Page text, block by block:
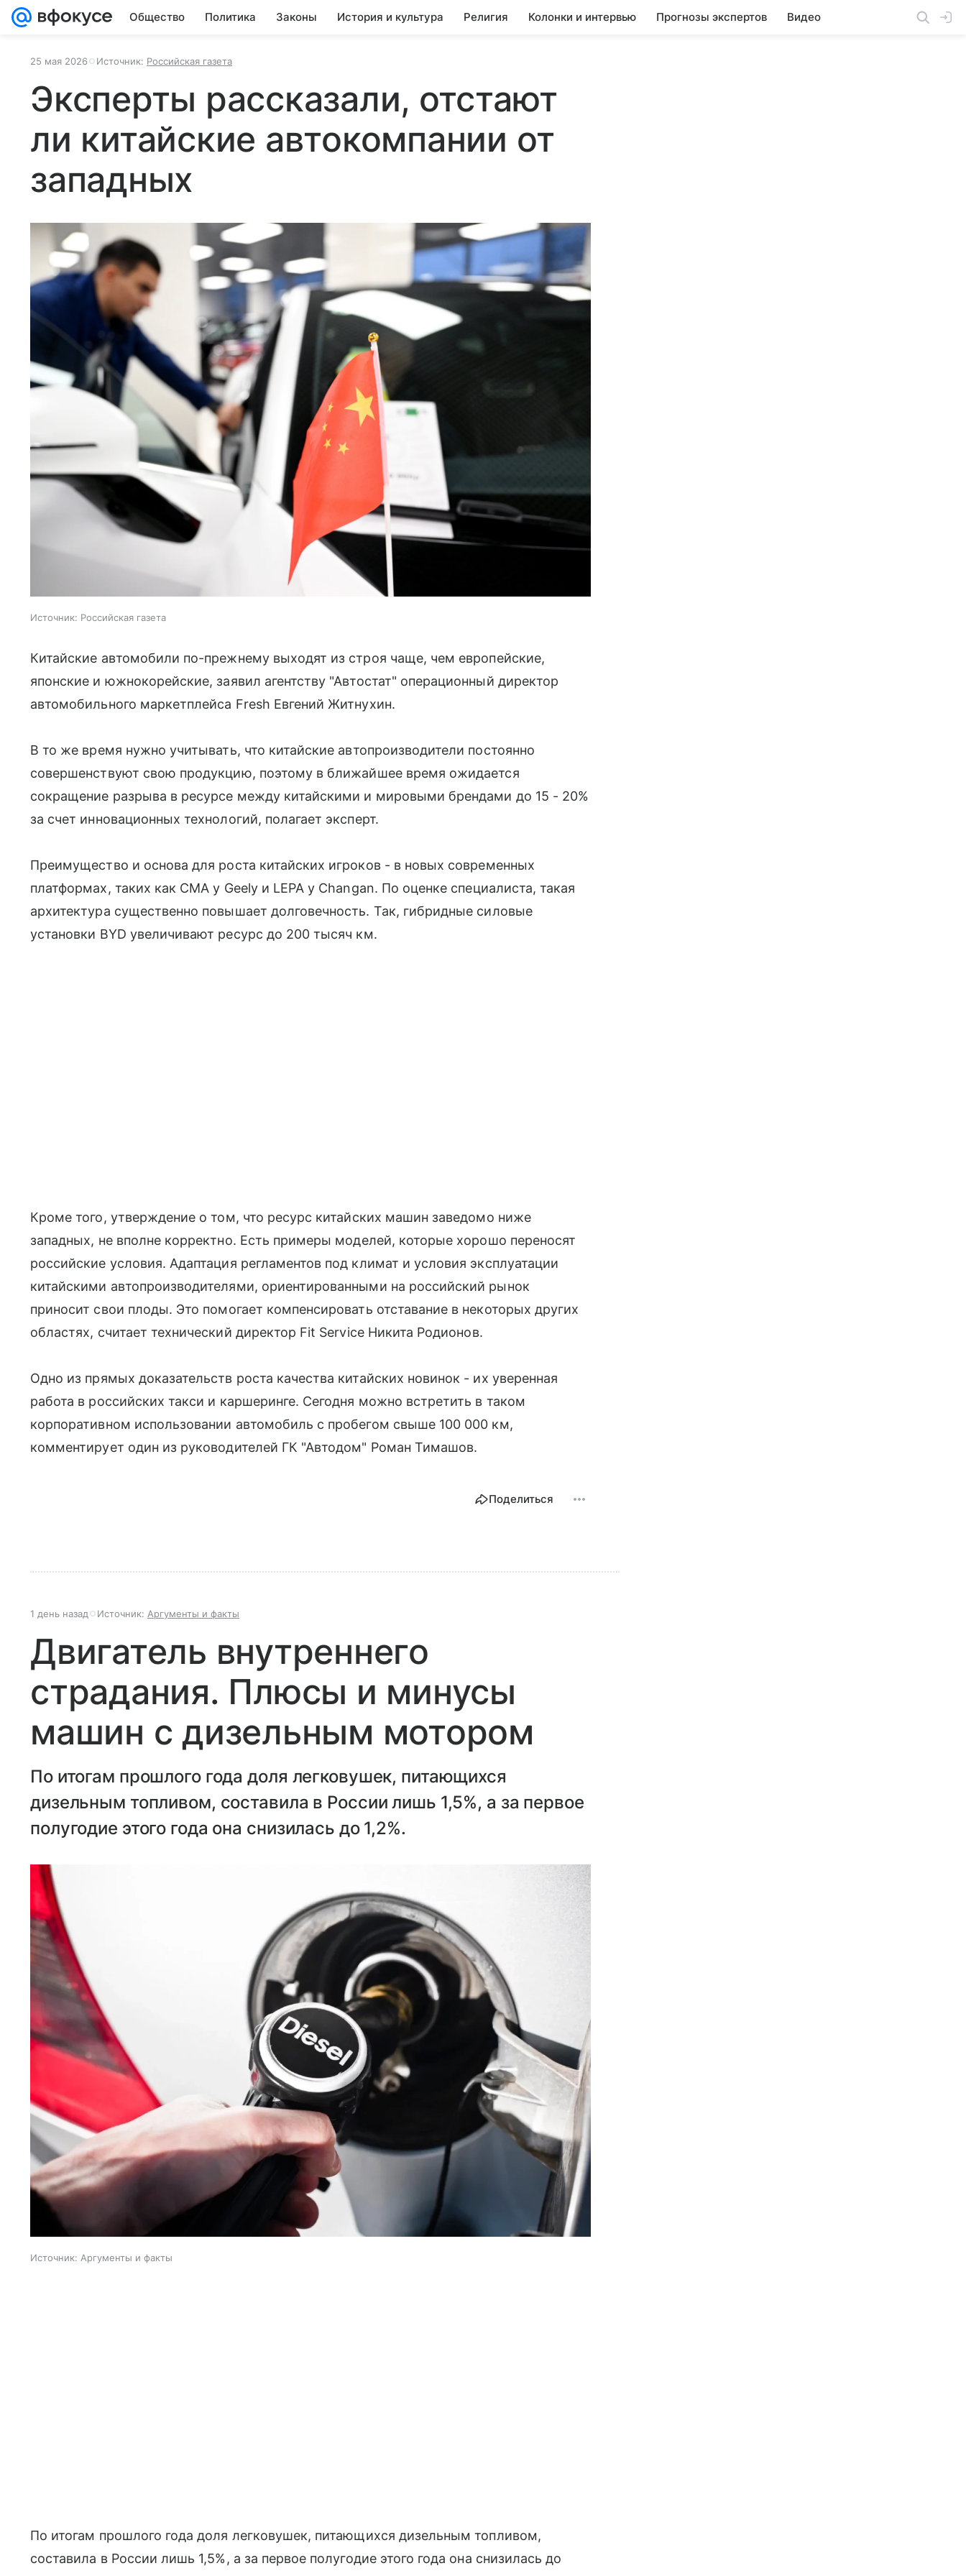
Общество Политика Законы История и культура Религия Колонки и интервью Прогнозы экспертов Видео
25 мая 2026 Источник: Российская газета
Эксперты рассказали, отстают
ли китайские автокомпании от
западных
Источник: Российская газета
Китайские автомобили по-прежнему выходят из строя чаще, чем европейские,
японские и южнокорейские, заявил агентству "Автостат" операционный директор
автомобильного маркетплейса Fresh Евгений Житнухин.
В то же время нужно учитывать, что китайские автопроизводители постоянно
совершенствуют свою продукцию, поэтому в ближайшее время ожидается
сокращение разрыва в ресурсе между китайскими и мировыми брендами до 15 - 20%
за счет инновационных технологий, полагает эксперт.
Преимущество и основа для роста китайских игроков - в новых современных
платформах, таких как CMA у Geely и LEPA у Changan. По оценке специалиста, такая
архитектура существенно повышает долговечность. Так, гибридные силовые
установки BYD увеличивают ресурс до 200 тысяч км.
Кроме того, утверждение о том, что ресурс китайских машин заведомо ниже
западных, не вполне корректно. Есть примеры моделей, которые хорошо переносят
российские условия. Адаптация регламентов под климат и условия эксплуатации
китайскими автопроизводителями, ориентированными на российский рынок
приносит свои плоды. Это помогает компенсировать отставание в некоторых других
областях, считает технический директор Fit Service Никита Родионов.
Одно из прямых доказательств роста качества китайских новинок - их уверенная
работа в российских такси и каршеринге. Сегодня можно встретить в таком
корпоративном использовании автомобиль с пробегом свыше 100 000 км,
комментирует один из руководителей ГК "Автодом" Роман Тимашов.
Поделиться
1 день назад Источник: Аргументы и факты
Двигатель внутреннего
страдания. Плюсы и минусы
машин с дизельным мотором
По итогам прошлого года доля легковушек, питающихся
дизельным топливом, составила в России лишь 1,5%, а за первое
полугодие этого года она снизилась до 1,2%.
Источник: Аргументы и факты
По итогам прошлого года доля легковушек, питающихся дизельным топливом,
составила в России лишь 1,5%, а за первое полугодие этого года она снизилась до